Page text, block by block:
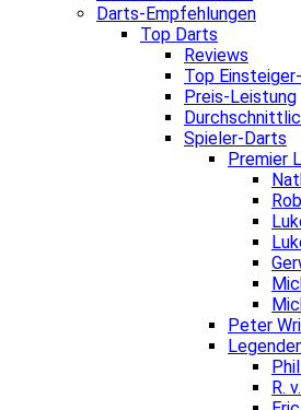
Darts-Empfehlungen
Top Darts
Reviews
Top
Preis-Leistung
Spieler-Darts
Premier
Peter
R.